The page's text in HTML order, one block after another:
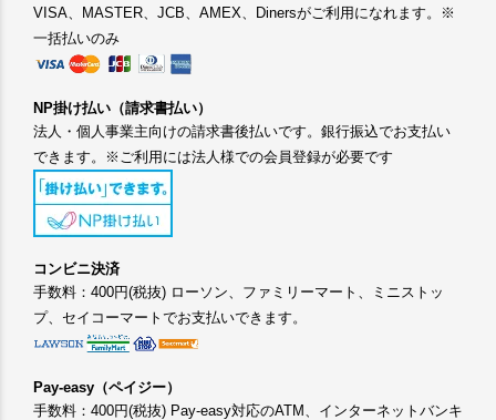
VISA、MASTER、JCB、AMEX、Dinersがご利用になれます。※
一括払いのみ
NP掛け払い（請求書払い）
法人・個人事業主向けの請求書後払いです。銀行振込でお支払い
できます。※ご利用には法人様での会員登録が必要です
コンビニ決済
手数料：400円(税抜) ローソン、ファミリーマート、ミニストッ
プ、セイコーマートでお支払いできます。
Pay-easy（ペイジー）
手数料：400円(税抜) Pay-easy対応のATM、インターネットバンキ